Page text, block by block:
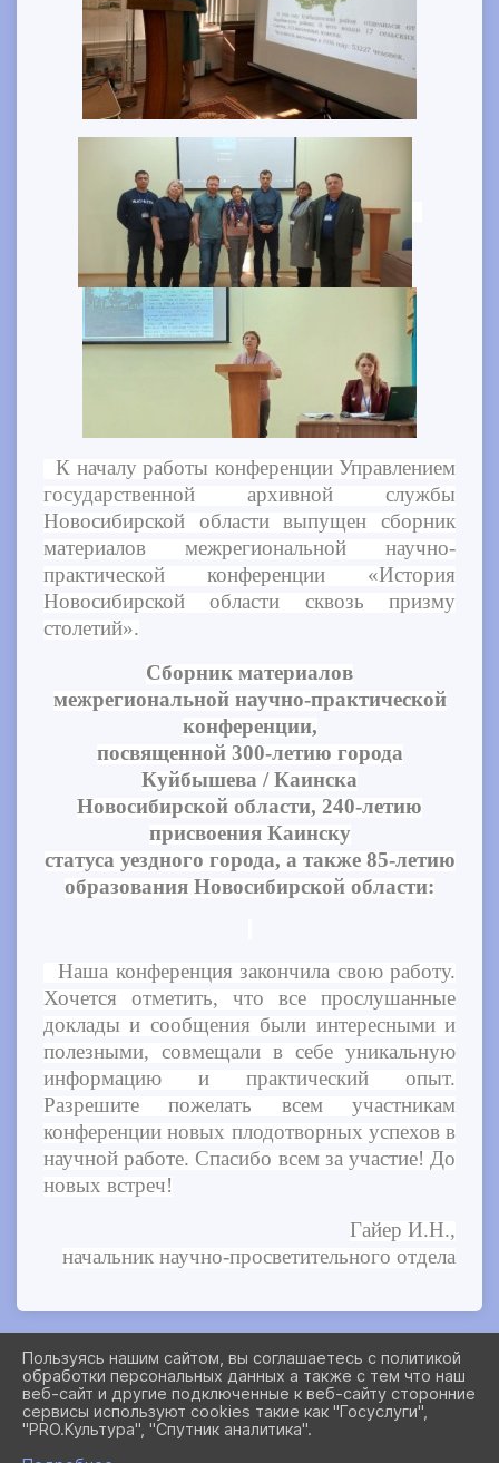
К началу работы конференции Управлением
государственной архивной службы
Новосибирской области выпущен сборник
материалов межрегиональной научно-
практической конференции «История
Новосибирской области сквозь призму
столетий».
Сборник материалов
межрегиональной научно-практической
конференции,
посвященной 300-летию города
Куйбышева / Каинска
Новосибирской области, 240-летию
присвоения Каинску
статуса уездного города, а также 85-летию
образования Новосибирской области:
Наша конференция закончила свою работу.
Хочется отметить, что все прослушанные
доклады и сообщения были интересными и
полезными, совмещали в себе уникальную
информацию и практический опыт.
Разрешите пожелать всем участникам
конференции новых плодотворных успехов в
научной работе. Спасибо всем за участие! До
новых встреч!
Гайер И.Н.,
начальник научно-просветительного отдела
2026 Г. MUSEUMCOMPLEXNSO.RU
ВХОД
КАРТА САЙТА
ПОЛИТИКА ОБРАБОТКИ ПЕРСОНАЛЬНЫХ ДАННЫХ
Пользуясь нашим сайтом, вы соглашаетесь с политикой
обработки персональных данных а также с тем что наш
веб-сайт и другие подключенные к веб-сайту сторонние
сервисы используют cookies такие как "Госуслуги",
"PRO.Культура", "Спутник аналитика".